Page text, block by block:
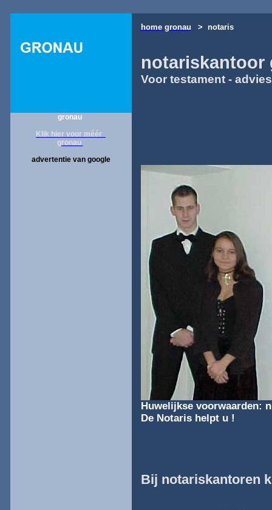
gronau
Klik hier voor méér
gronau
advertentie van google
home gronau > notaris
notariskantoor
Voor testament -
Huwelijkse voorwaarden:
De Notaris helpt u !
Bij notariskantoren